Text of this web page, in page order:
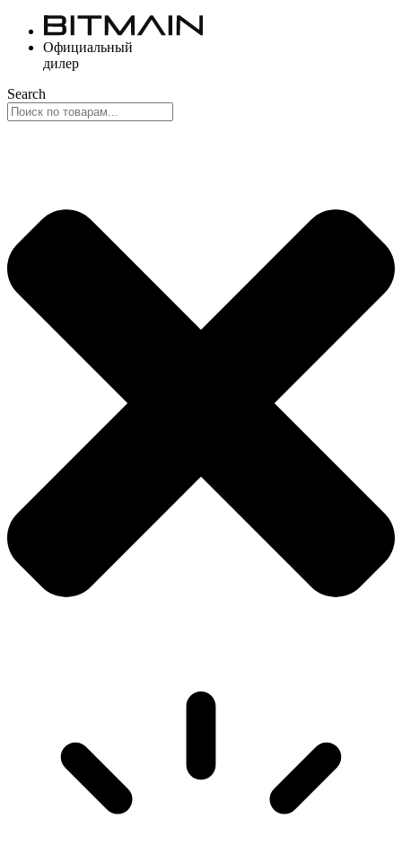
Перейти
содержимому
Официальный
дилер
Search